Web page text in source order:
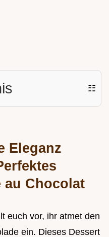
☷
Eleganz
au Chocolat
euch vor, ihr atmet den
ein. Dieses Dessert